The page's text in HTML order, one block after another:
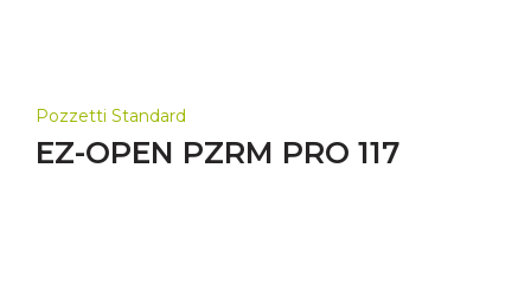
Pozzetti Standard
EZ-OPEN PZRM PRO 117